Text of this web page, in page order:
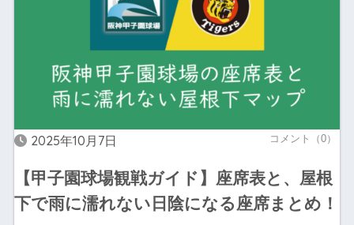
2025年10月7日 コメント（0）
【甲子園球場観戦ガイド】座席表と、屋根
下で雨に濡れない日陰になる座席まとめ！